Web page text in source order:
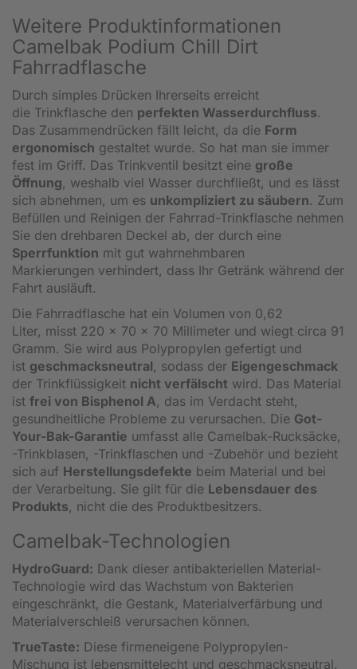
Weitere Produktinformationen
Camelbak Podium Chill Dirt
Fahrradflasche
Durch simples Drücken Ihrerseits erreicht
die Trinkflasche den perfekten Wasserdurchfluss.
Das Zusammendrücken fällt leicht, da die Form
ergonomisch gestaltet wurde. So hat man sie immer
fest im Griff. Das Trinkventil besitzt eine große
Öffnung, weshalb viel Wasser durchfließt, und es lässt
sich abnehmen, um es unkompliziert zu säubern. Zum
Befüllen und Reinigen der Fahrrad-Trinkflasche nehmen
Sie den drehbaren Deckel ab, der durch eine
Sperrfunktion mit gut wahrnehmbaren
Markierungen verhindert, dass Ihr Getränk während der
Fahrt ausläuft.
Die Fahrradflasche hat ein Volumen von 0,62
Liter, misst 220 x 70 x 70 Millimeter und wiegt circa 91
Gramm. Sie wird aus Polypropylen gefertigt und
ist geschmacksneutral, sodass der Eigengeschmack
der Trinkflüssigkeit nicht verfälscht wird. Das Material
ist frei von Bisphenol A, das im Verdacht steht,
gesundheitliche Probleme zu verursachen. Die Got-
Your-Bak-Garantie umfasst alle Camelbak-Rucksäcke,
-Trinkblasen, -Trinkflaschen und -Zubehör und bezieht
sich auf Herstellungsdefekte beim Material und bei
der Verarbeitung. Sie gilt für die Lebensdauer des
Produkts, nicht die des Produktbesitzers.
Camelbak-Technologien
HydroGuard: Dank dieser antibakteriellen Material-
Technologie wird das Wachstum von Bakterien
eingeschränkt, die Gestank, Materialverfärbung und
Materialverschleiß verursachen können.
TrueTaste: Diese firmeneigene Polypropylen-
Mischung ist lebensmittelecht und geschmacksneutral.